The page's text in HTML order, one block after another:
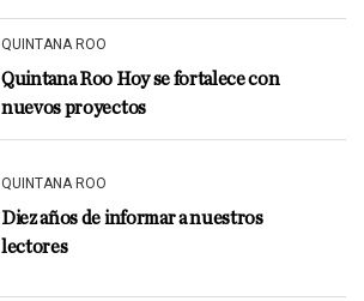
QUINTANA ROO
Quintana Roo Hoy se fortalece con
nuevos proyectos
QUINTANA ROO
Diez años de informar a nuestros
lectores